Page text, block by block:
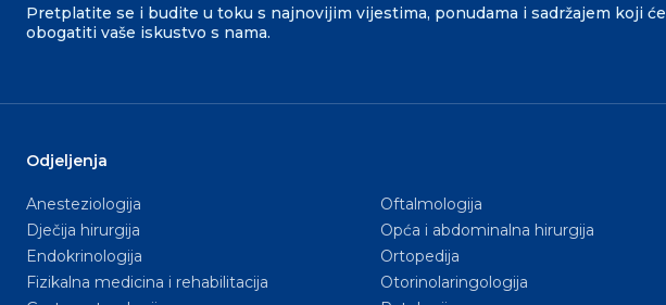
Pretplatite se i budite u toku s najnovijim vijestima, ponudama i sadržajem koji će
obogatiti vaše iskustvo s nama.
Odjeljenja
Anesteziologija
Dječija hirurgija
Endokrinologija
Fizikalna medicina i rehabilitacija
Oftalmologija
Opća i abdominalna hirurgija
Ortopedija
Otorinolaringologija